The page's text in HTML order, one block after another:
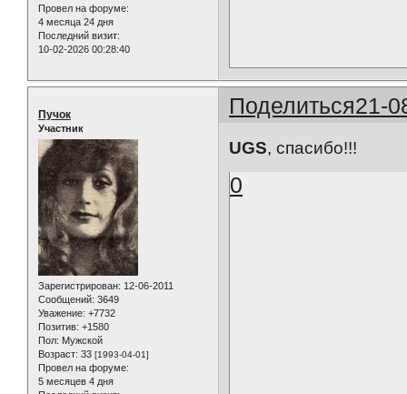
Провел на форуме:
4 месяца 24 дня
Последний визит:
10-02-2026 00:28:40
Поделиться21-
Пучок
Участник
Зарегистрирован: 12-06-2011
Сообщений: 3649
Уважение: +7732
Позитив: +1580
Пол: Мужской
Возраст: 33 [1993-04-01]
Провел на форуме:
5 месяцев 4 дня
UGS, спасибо!!!
0